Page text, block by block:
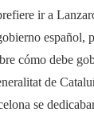
ir a
español,
cómo debe
de
se